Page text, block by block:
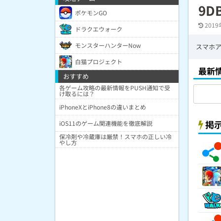
2019
スマホ
最新
掲
ポケモンGO
ドラクエウォーク
モンスターハンターNow
白猫プロジェクト
おすすめ
各ゲーム攻略の最新情報をPUSH通知で受
け取るには？
iPhoneXとiPhone8の違いまとめ
iOS11のゲーム関連機能を徹底解説
保冷剤や冷蔵庫は厳禁！スマホの正しい冷
やし方